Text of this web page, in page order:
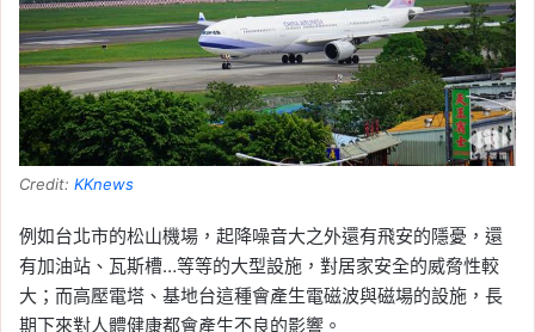
Credit: KKnews
例如台北市的松山機場，起降噪音大之外還有飛安的隱憂，還
有加油站、瓦斯槽…等等的大型設施，對居家安全的威脅性較
大；而高壓電塔、基地台這種會產生電磁波與磁場的設施，長
期下來對人體健康都會產生不良的影響。